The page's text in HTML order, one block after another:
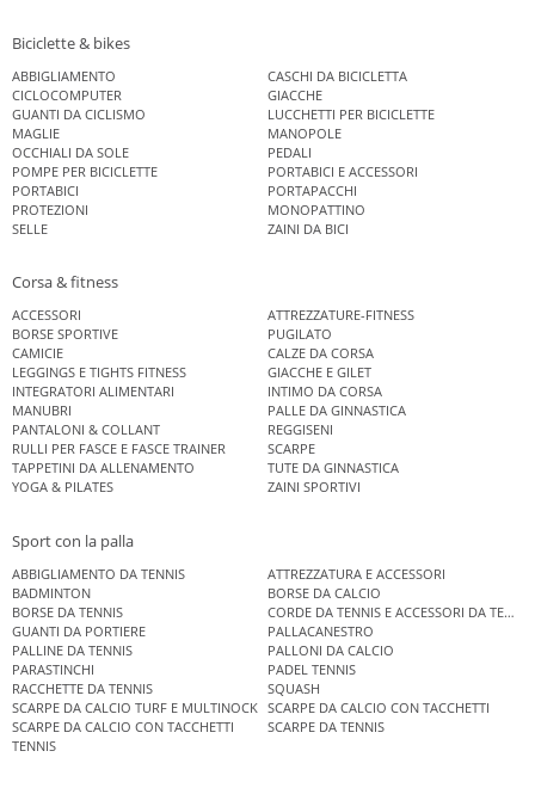
Biciclette & bikes
ABBIGLIAMENTO
CASCHI DA BICICLETTA
CICLOCOMPUTER
GIACCHE
GUANTI DA CICLISMO
LUCCHETTI PER BICICLETTE
MAGLIE
MANOPOLE
OCCHIALI DA SOLE
PEDALI
POMPE PER BICICLETTE
PORTABICI E ACCESSORI
PORTABICI
PORTAPACCHI
PROTEZIONI
MONOPATTINO
SELLE
ZAINI DA BICI
Corsa & fitness
ACCESSORI
ATTREZZATURE-FITNESS
BORSE SPORTIVE
PUGILATO
CAMICIE
CALZE DA CORSA
LEGGINGS E TIGHTS FITNESS
GIACCHE E GILET
INTEGRATORI ALIMENTARI
INTIMO DA CORSA
MANUBRI
PALLE DA GINNASTICA
PANTALONI & COLLANT
REGGISENI
RULLI PER FASCE E FASCE TRAINER
SCARPE
TAPPETINI DA ALLENAMENTO
TUTE DA GINNASTICA
YOGA & PILATES
ZAINI SPORTIVI
Sport con la palla
ABBIGLIAMENTO DA TENNIS
ATTREZZATURA E ACCESSORI
BADMINTON
BORSE DA CALCIO
BORSE DA TENNIS
CORDE DA TENNIS E ACCESSORI DA TENNIS
GUANTI DA PORTIERE
PALLACANESTRO
PALLINE DA TENNIS
PALLONI DA CALCIO
PARASTINCHI
PADEL TENNIS
RACCHETTE DA TENNIS
SQUASH
SCARPE DA CALCIO TURF E MULTINOCK SCARPE DA CALCIO CON TACCHETTI
SCARPE DA CALCIO CON TACCHETTI
SCARPE DA TENNIS
TENNIS